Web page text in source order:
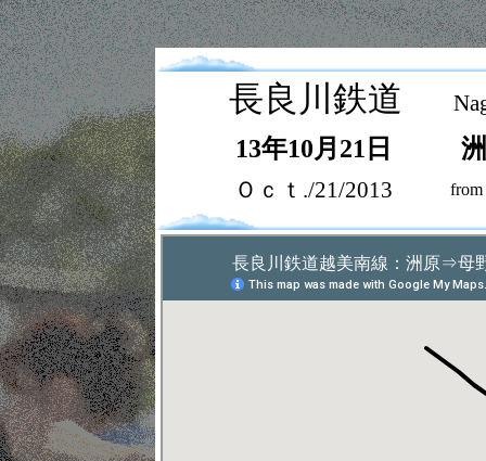
長良川鉄道
13年10月21日
Ｏｃｔ./21/2013 from